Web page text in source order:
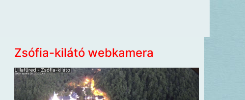
Zsófia-kilátó webkamera